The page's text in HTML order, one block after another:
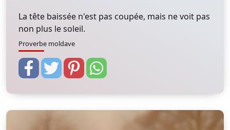
La tête baissée n'est pas coupée, mais ne voit pas
non plus le soleil.
Proverbe moldave